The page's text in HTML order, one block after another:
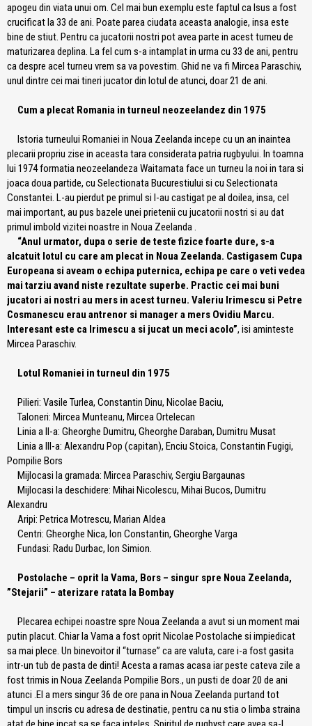
apogeu din viata unui om. Cel mai bun exemplu este faptul ca Isus a fost
crucificat la 33 de ani. Poate parea ciudata aceasta analogie, insa este
bine de stiut. Pentru ca jucatorii nostri pot avea parte in acest turneu de
maturizarea deplina. La fel cum s-a intamplat in urma cu 33 de ani, pentru
ca despre acel turneu vrem sa va povestim. Ghid ne va fi Mircea Paraschiv,
unul dintre cei mai tineri jucator din lotul de atunci, doar 21 de ani.
Cum a plecat Romania in turneul neozeelandez din 1975
Istoria turneului Romaniei in Noua Zeelanda incepe cu un an inaintea
plecarii propriu zise in aceasta tara considerata patria rugbyului. In toamna
lui 1974 formatia neozeelandeza Waitamata face un turneu la noi in tara si
joaca doua partide, cu Selectionata Bucurestiului si cu Selectionata
Constantei. L-au pierdut pe primul si l-au castigat pe al doilea, insa, cel
mai important, au pus bazele unei prietenii cu jucatorii nostri si au dat
primul imbold vizitei noastre in Noua Zeelanda .
“Anul urmator, dupa o serie de teste fizice foarte dure, s-a
alcatuit lotul cu care am plecat in Noua Zeelanda. Castigasem Cupa
Europeana si aveam o echipa puternica, echipa pe care o veti vedea
mai tarziu avand niste rezultate superbe. Practic cei mai buni
jucatori ai nostri au mers in acest turneu. Valeriu Irimescu si Petre
Cosmanescu erau antrenor si manager a mers Ovidiu Marcu.
Interesant este ca Irimescu a si jucat un meci acolo”, isi aminteste
Mircea Paraschiv.
Lotul Romaniei in turneul din 1975
Pilieri: Vasile Turlea, Constantin Dinu, Nicolae Baciu,
Taloneri: Mircea Munteanu, Mircea Ortelecan
Linia a II-a: Gheorghe Dumitru, Gheorghe Daraban, Dumitru Musat
Linia a III-a: Alexandru Pop (capitan), Enciu Stoica, Constantin Fugigi,
Pompilie Bors
Mijlocasi la gramada: Mircea Paraschiv, Sergiu Bargaunas
Mijlocasi la deschidere: Mihai Nicolescu, Mihai Bucos, Dumitru
Alexandru
Aripi: Petrica Motrescu, Marian Aldea
Centri: Gheorghe Nica, Ion Constantin, Gheorghe Varga
Fundasi: Radu Durbac, Ion Simion.
Postolache – oprit la Vama, Bors – singur spre Noua Zeelanda,
”Stejarii” – aterizare ratata la Bombay
Plecarea echipei noastre spre Noua Zeelanda a avut si un moment mai
putin placut. Chiar la Vama a fost oprit Nicolae Postolache si impiedicat
sa mai plece. Un binevoitor il “turnase” ca are valuta, care i-a fost gasita
intr-un tub de pasta de dinti! Acesta a ramas acasa iar peste cateva zile a
fost trimis in Noua Zeelanda Pompilie Bors., un pusti de doar 20 de ani
atunci .El a mers singur 36 de ore pana in Noua Zeelanda purtand tot
timpul un inscris cu adresa de destinatie, pentru ca nu stia o limba straina